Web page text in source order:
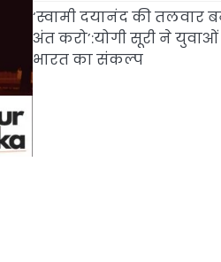
‘स्वामी दयानंद की तलवार
अंत करो’:योगी सूरी ने
भारत का संकल्प